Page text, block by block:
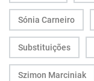
Sónia Carneiro
Substituições
Szimon Marciniak